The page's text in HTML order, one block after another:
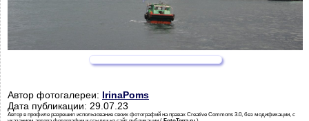
Автор фотогалереи: IrinaPoms
Дата публикации: 29.07.23
Автор в профиле разрешил использование своих фотографий на правах Creative Commons 3.0, без модификации, с